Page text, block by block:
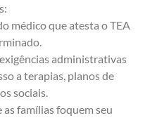
médico que atesta o TEA
administrativas
a terapias, planos de
sociais.
famílias foquem seu